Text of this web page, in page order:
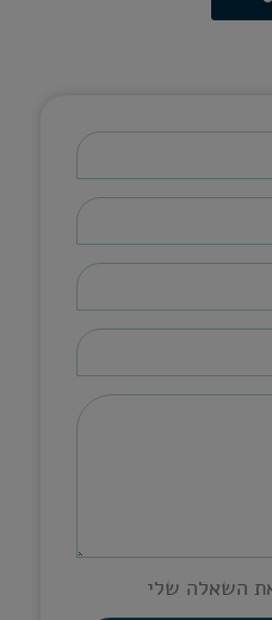
השאלה שלי